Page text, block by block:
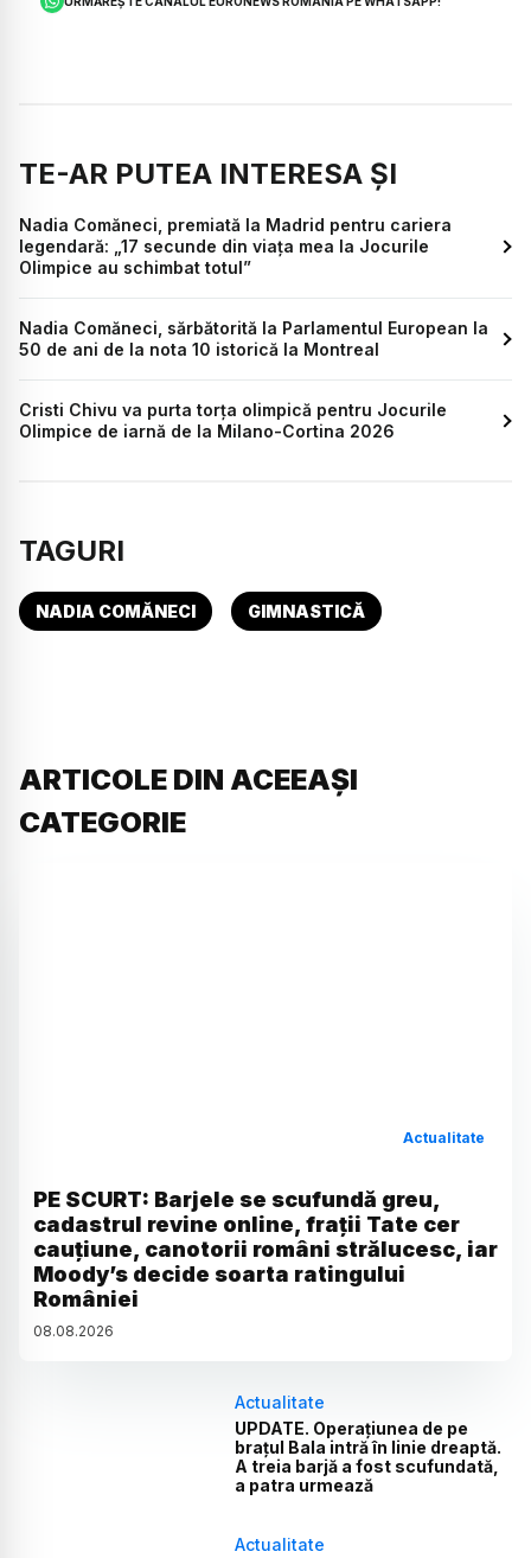
TE-AR PUTEA INTERESA ȘI
Nadia Comăneci, premiată la Madrid pentru cariera
legendară: „17 secunde din viața mea la Jocurile
Olimpice au schimbat totul”
Nadia Comăneci, sărbătorită la Parlamentul European la
50 de ani de la nota 10 istorică la Montreal
Cristi Chivu va purta torța olimpică pentru Jocurile
Olimpice de iarnă de la Milano-Cortina 2026
TAGURI
NADIA COMĂNECI GIMNASTICĂ
ARTICOLE DIN ACEEAȘI
CATEGORIE
Actualitate
PE SCURT: Barjele se scufundă greu,
cadastrul revine online, frații Tate cer
cauțiune, canotorii români strălucesc, iar
Moody’s decide soarta ratingului
României
08.08.2026
Actualitate
UPDATE. Operațiunea de pe
brațul Bala intră în linie dreaptă.
A treia barjă a fost scufundată,
a patra urmează
Actualitate